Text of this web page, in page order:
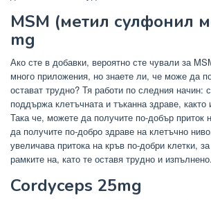
MSM (метил сулфонил
mg
Ако сте в добавки, вероятно сте чували за
много приложения, но знаете ли, че може да
остават трудно? Тя работи по следния
поддържа клетъчната и тъканна здраве, както
Така че, можете да получите по-добър приток
да получите по-добро здраве на клетъчно
увеличава притока на кръв по-добри клетки,
рамките на, като те оставя трудно и изпълнено.
Cordyceps 25mg